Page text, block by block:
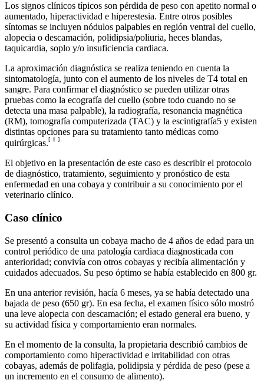
Los signos clínicos típicos son pérdida de peso con apetito normal o
aumentado, hiperactividad e hiperestesia. Entre otros posibles
síntomas se incluyen nódulos palpables en región ventral del cuello,
alopecia o descamación, polidipsia/poliuria, heces blandas,
taquicardia, soplo y/o insuficiencia cardiaca.
La aproximación diagnóstica se realiza teniendo en cuenta la
sintomatología, junto con el aumento de los niveles de T4 total en
sangre. Para confirmar el diagnóstico se pueden utilizar otras
pruebas como la ecografía del cuello (sobre todo cuando no se
detecta una masa palpable), la radiografía, resonancia magnética
(RM), tomografía computerizada (TAC) y la escintigrafía5 y existen
distintas opciones para su tratamiento tanto médicas como
quirúrgicas.[ 1 ]
El objetivo en la presentación de este caso es describir el protocolo
de diagnóstico, tratamiento, seguimiento y pronóstico de esta
enfermedad en una cobaya y contribuir a su conocimiento por el
veterinario clínico.
Caso clínico
Se presentó a consulta un cobaya macho de 4 años de edad para un
control periódico de una patología cardiaca diagnosticada con
anterioridad; convivía con otros cobayas y recibía alimentación y
cuidados adecuados. Su peso óptimo se había establecido en 800 gr.
En una anterior revisión, hacía 6 meses, ya se había detectado una
bajada de peso (650 gr). En esa fecha, el examen físico sólo mostró
una leve alopecia con descamación; el estado general era bueno, y
su actividad física y comportamiento eran normales.
En el momento de la consulta, la propietaria describió cambios de
comportamiento como hiperactividad e irritabilidad con otras
cobayas, además de polifagia, polidipsia y pérdida de peso (pese a
un incremento en el consumo de alimento).